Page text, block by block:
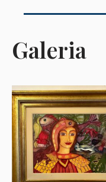
Galeria